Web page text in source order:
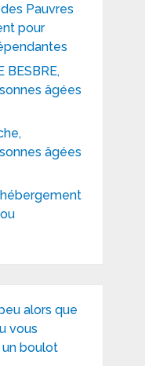
Pauvres
pour
BESBRE,
âgées
âgées
hébergement
alors que
vous
boulot